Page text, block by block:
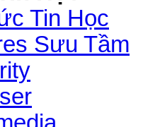
Tin Học
Sưu Tầm